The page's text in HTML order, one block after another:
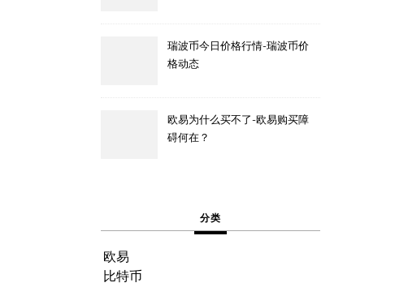
瑞波币今日价格行情-瑞波币价
格动态
欧易为什么买不了-欧易购买障
碍何在？
分类
欧易
比特币